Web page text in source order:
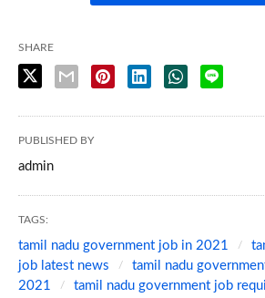
SHARE
PUBLISHED BY
admin
TAGS:
tamil nadu government job in 2021
job latest news
tamil nadu
2021
tamil nadu government job